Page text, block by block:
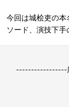
今回は城桧吏の
ソード、演技下手
-----------------